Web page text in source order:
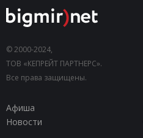
© 2000-2024,
ТОВ «КЕПРЕЙТ ПАРТНЕРС».
Все права защищены.
Афиша
Новости